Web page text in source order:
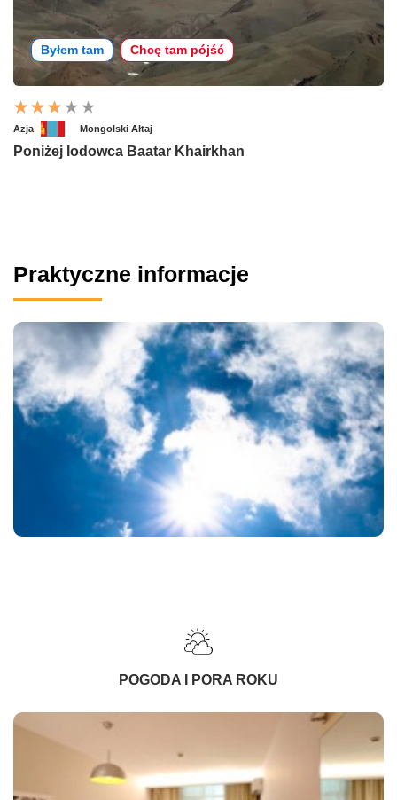
Byłem tam Chcę tam pójść
Azja Mongolski Ałtaj
Poniżej lodowca Baatar Khairkhan
Praktyczne informacje
POGODA I PORA ROKU